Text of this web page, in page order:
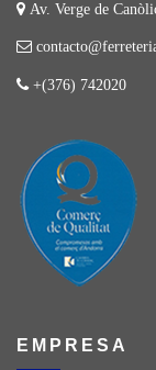
Av. Verge de
+(376) 742020
EMPRESA